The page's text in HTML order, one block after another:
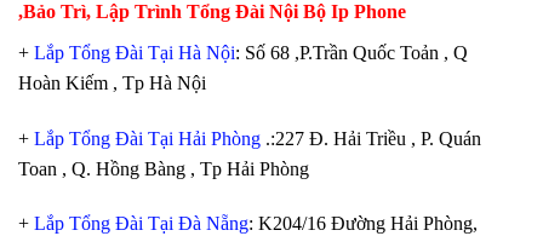
,Bảo Trì, Lập Trình Tổng Đài Nội Bộ Ip Phone
+ Lắp Tổng Đài Tại Hà Nội: Số 68 ,P.Trần Quốc Toản , Q
Hoàn Kiếm , Tp Hà Nội
+ Lắp Tổng Đài Tại Hải Phòng .:227 Đ. Hải Triều , P. Quán
Toan , Q. Hồng Bàng , Tp Hải Phòng
+ Lắp Tổng Đài Tại Đà Nẵng: K204/16 Đường Hải Phòng,